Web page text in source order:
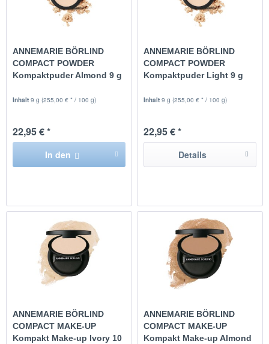
ANNEMARIE BÖRLIND
COMPACT POWDER
Kompaktpuder Almond 9 g
Inhalt9 g(255,00 € * / 100 g)
22,95 € *
In den
ANNEMARIE BÖRLIND
COMPACT POWDER
Kompaktpuder Light 9 g
Inhalt9 g(255,00 € * / 100 g)
22,95 € *
Details
ANNEMARIE BÖRLIND
COMPACT MAKE-UP
Kompakt Make-up Ivory 10
ANNEMARIE BÖRLIND
COMPACT MAKE-UP
Kompakt Make-up Almond